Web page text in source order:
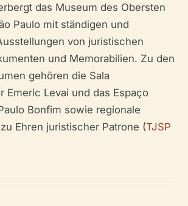
das Museum des Obersten
Paulo mit ständigen und
von juristischen
und Memorabilien. Zu den
gehören die Sala
Emeric Levai und das Espaço
Bonfim sowie regionale
Ehren juristischer Patrone (TJSP